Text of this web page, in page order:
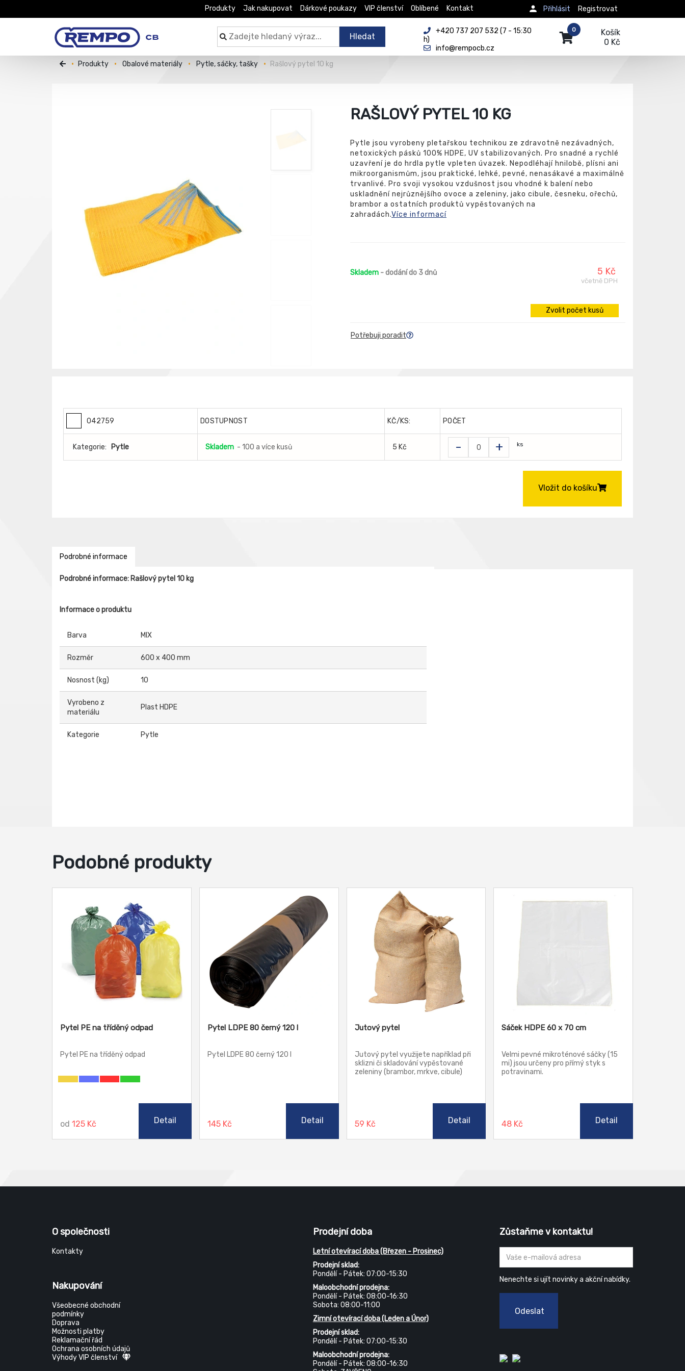
Produkty Jak nakupovat Dárkové poukazy VIP členství Oblíbené Kontakt Registrovat
Přihlásit
Hledat
+420 737 207 532 (7 - 15:30
h)
info@rempocb.cz
Košík
0 Kč
0
Produkty Obalové materiály Pytle, sáčky, tašky Rašlový pytel 10 kg
RAŠLOVÝ PYTEL 10 KG
Pytle jsou vyrobeny pletařskou technikou ze zdravotně nezávadných,
netoxických pásků 100% HDPE, UV stabilizovaných. Pro snadné a rychlé
uzavření je do hrdla pytle vpleten úvazek. Nepodléhají hnilobě, plísni ani
mikroorganismům, jsou praktické, lehké, pevné, nenasákavé a maximálně
trvanlivé. Pro svoji vysokou vzdušnost jsou vhodné k balení nebo
uskladnění nejrůznějšího ovoce a zeleniny, jako cibule, česneku, ořechů,
brambor a ostatních produktů vypěstovaných na
zahradách.Více informací
Skladem - dodání do 3 dnů 5 Kč
včetně DPH
Zvolit počet kusů
Potřebuji poradit
042759 DOSTUPNOST KČ/KS: POČET
Kategorie: Pytle Skladem - 100 a více kusů 5 Kč - + ks
Vložit do košíku
Podrobné informace
Podrobné informace: Rašlový pytel 10 kg
Informace o produktu
Barva MIX
Rozměr 600 x 400 mm
Nosnost (kg) 10
Vyrobeno z
materiálu
Plast HDPE
Kategorie Pytle
Podobné produkty
Pytel PE na tříděný odpad
Pytel PE na tříděný odpad
od 125 Kč Detail
Pytel LDPE 80 černý 120 l
Pytel LDPE 80 černý 120 l
145 Kč Detail
Jutový pytel
Jutový pytel využijete například při
sklizni či skladování vypěstované
zeleniny (brambor, mrkve, cibule)
použít jutové pytle i k dekoračním
účelům a tvoření - k výzdobě např.
vhodné pro použití na zahradu pro
59 Kč Detail
Sáček HDPE 60 x 70 cm
Velmi pevné mikroténové sáčky (15
mi) jsou určeny pro přímý styk s
potravinami.
48 Kč Detail
O společnosti
Kontakty
Nakupování
Všeobecné obchodní
podmínky
Doprava
Možnosti platby
Reklamační řád
Ochrana osobních údajů
Výhody VIP členství
Prodejní doba
Letní otevírací doba (Březen - Prosinec)
Prodejní sklad:
Pondělí - Pátek: 07:00-15:30
Maloobchodní prodejna:
Pondělí - Pátek: 08:00-16:30
Sobota: 08:00-11:00
Zimní otevírací doba (Leden a Únor)
Prodejní sklad:
Pondělí - Pátek: 07:00-15:30
Maloobchodní prodejna:
Pondělí - Pátek: 08:00-16:30
Zůstaňme v kontaktu!
Nenechte si ujít novinky a akční nabídky.
Odeslat